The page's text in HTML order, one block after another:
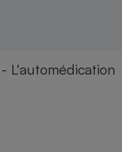
L'automédication